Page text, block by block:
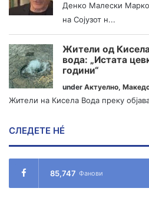
Денко Малески
на Сојузот н...
Жители од
вода: „Истата
години“
under Актуелно,
Жители на Кисела Вода преку
СЛЕДЕТЕ НÉ
85,747 Фанови